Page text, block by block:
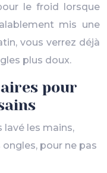
le froid lorsque
mis une
vous verrez déjà
plus doux.
pour
lavé les mains,
pour ne pas